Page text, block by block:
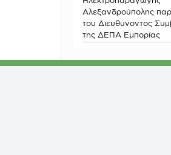
Αλεξανδρούπολης
του Διευθύνοντος
της ΔΕΠΑ Εμπορίας